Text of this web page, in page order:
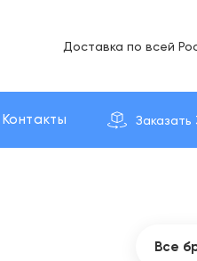
Доставка по вcей
Контакты Заказать
Все